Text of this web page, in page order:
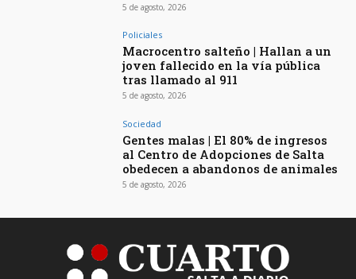
5 de agosto, 2026
Policiales
Macrocentro salteño | Hallan a un
joven fallecido en la vía pública
tras llamado al 911
5 de agosto, 2026
Sociedad
Gentes malas | El 80% de ingresos
al Centro de Adopciones de Salta
obedecen a abandonos de animales
5 de agosto, 2026